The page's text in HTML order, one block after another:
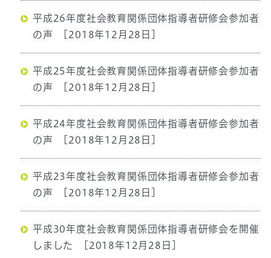
平成26年度社会教育関係団体指導者研修会参加者
の声
[2018年12月28日]
平成25年度社会教育関係団体指導者研修会参加者
の声
[2018年12月28日]
平成24年度社会教育関係団体指導者研修会参加者
の声
[2018年12月28日]
平成23年度社会教育関係団体指導者研修会参加者
の声
[2018年12月28日]
平成30年度社会教育関係団体指導者研修会を開催
しました
[2018年12月28日]